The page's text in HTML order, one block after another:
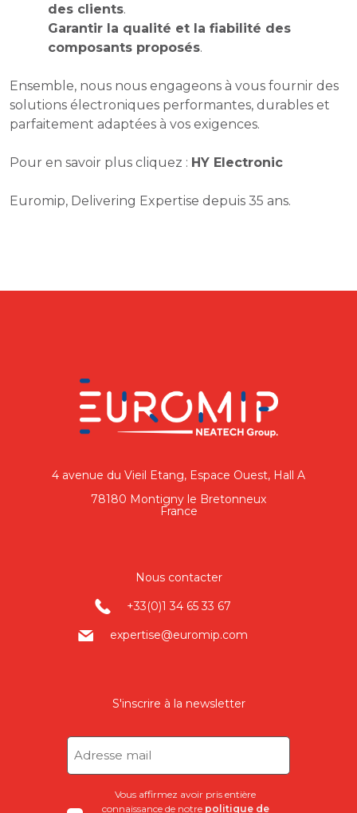
des clients.
Garantir la qualité et la fiabilité des
composants proposés.
Ensemble, nous nous engageons à vous fournir des
solutions électroniques performantes, durables et
parfaitement adaptées à vos exigences.
Pour en savoir plus cliquez : HY Electronic
Euromip, Delivering Expertise depuis 35 ans.
4 avenue du Vieil Etang, Espace Ouest, Hall A
78180 Montigny le Bretonneux
France
Nous contacter
+33(0)1 34 65 33 67
expertise@euromip.com
S'inscrire à la newsletter
(Nécessaire)
Vous affirmez avoir pris entière
connaissance de notre politique de